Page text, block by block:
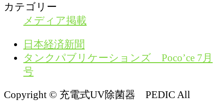
カテゴリー
メディア掲載
日本経済新聞
タンクパブリケーションズ Poco’ce 7月
号
Copyright © 充電式UV除菌器 PEDIC All